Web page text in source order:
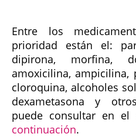
Entre los
prioridad están el:
dipirona, morfina,
amoxicilina, ampicilina,
cloroquina, alcoholes
dexametasona y
puede consultar en el
continuación.